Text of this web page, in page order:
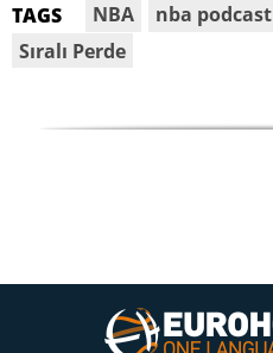
TAGS NBA nba podcast
Sıralı Perde